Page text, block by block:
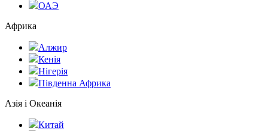
ОАЭ
Африка
Алжир
Кенія
Нігерія
Південна Африка
Азія і Океанія
Китай